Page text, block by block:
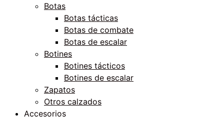
Botas
Botas tácticas
Botas de combate
Botas de escalar
Botines
Botines tácticos
Botines de escalar
Zapatos
Otros calzados
Accesorios